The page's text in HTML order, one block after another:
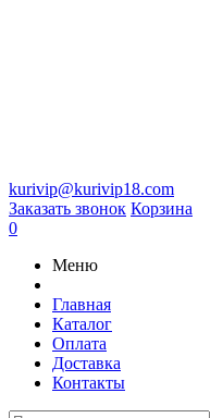
kurivip@kurivip18.com
Заказать звонок Корзина
0
Меню
Главная
Каталог
Оплата
Доставка
Контакты